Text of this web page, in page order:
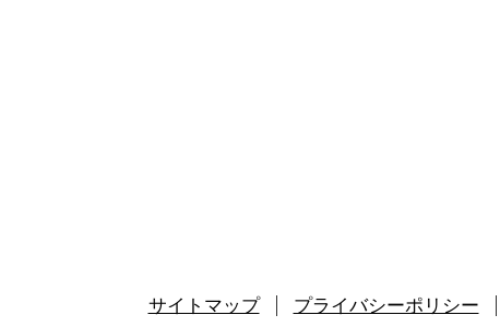
サイトマップ プライバシーポリシー